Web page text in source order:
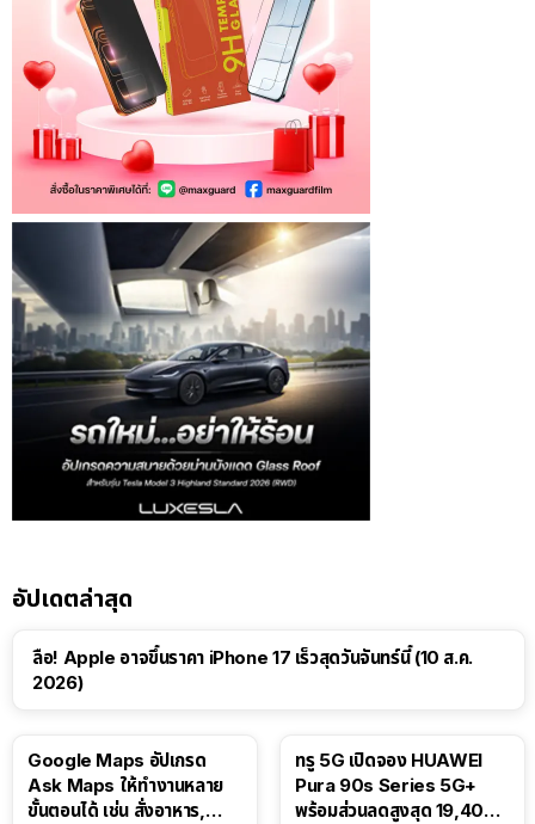
อัปเดตล่าสุด
ลือ! Apple อาจขึ้นราคา iPhone 17 เร็วสุดวันจันทร์นี้ (10 ส.ค.
2026)
Google Maps อัปเกรด
Ask Maps ให้ทำงานหลาย
ขั้นตอนได้ เช่น สั่งอาหาร,
ทรู 5G เปิดจอง HUAWEI
Pura 90s Series 5G+
พร้อมส่วนลดสูงสุด 19,400